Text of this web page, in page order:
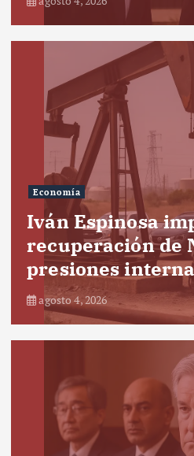
Economía
Iván Espinosa
recuperación de
presiones
agosto 4, 2026